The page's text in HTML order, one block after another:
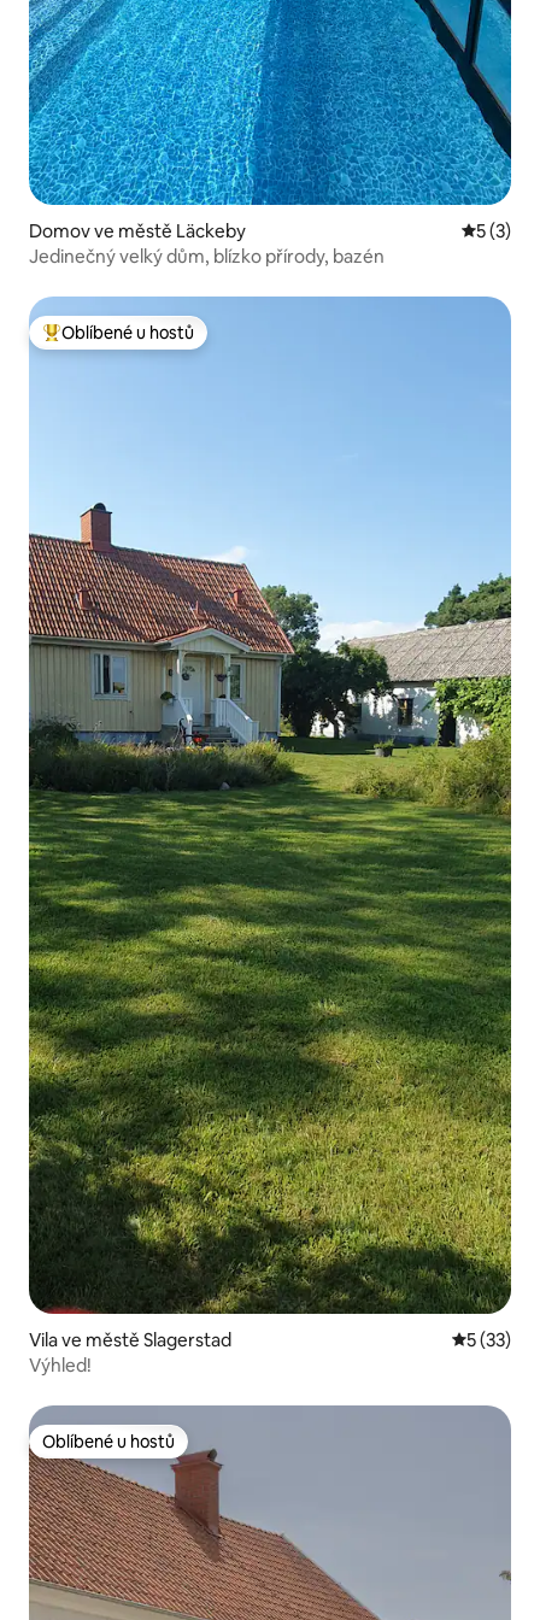
Domov ve městě Läckeby
5 (3)
Jedinečný velký dům, blízko přírody, bazén
Nejlepší v kategorii Oblíbené u hostů
Oblíbené u hostů
Vila ve městě Slagerstad Průměrné
5 (33)
Výhled!
Oblíbené u hostů
Oblíbené u hostů